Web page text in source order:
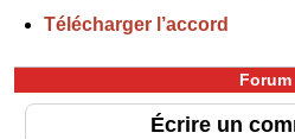
Télécharger l’accord
Forum
Écrire un